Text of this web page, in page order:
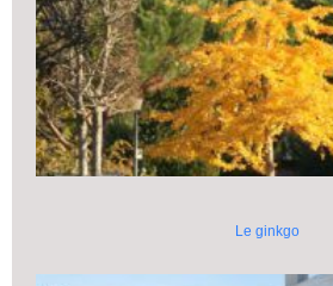
Le ginkgo